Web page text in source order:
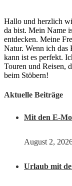
Hallo und herzlich
da bist. Mein Name
entdecken. Meine
Natur. Wenn ich
kann ist es perfekt.
Touren und Reisen,
beim Stöbern!
Aktuelle Beiträge
Mit den E-
August 2,
Urlaub mit